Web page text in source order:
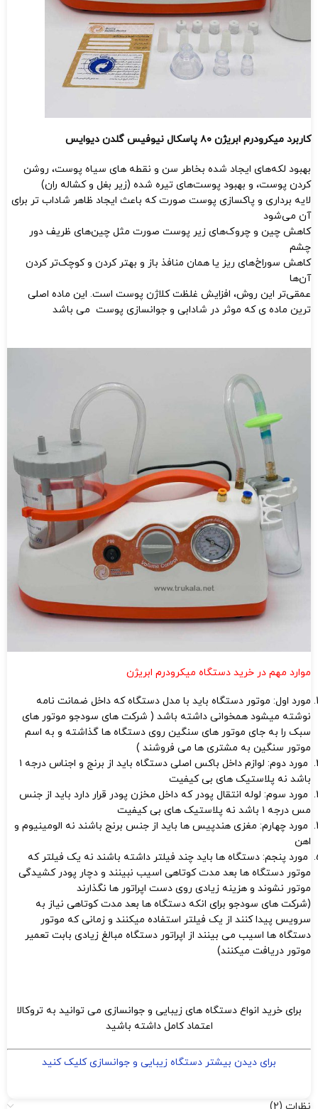
کاربرد میکرودرم ابریژن ۸۰ پاسکال نیوفیس گلدن دیوایس
بهبود لکه‌های ایجاد شده بخاطر سن و نقطه های سیاه پوست، روشن
کردن پوست، و بهبود پوست‌های تیره شده (زیر بغل و کشاله ران)
لایه برداری و پاکسازی پوست صورت که باعث ایجاد ظاهر شاداب تر برای
آن می‌شود
کاهش چین و چروک‌های زیر پوست صورت مثل چین‌های ظریف دور
چشم
کاهش سوراخ‌های ریز یا همان منافذ باز و بهتر کردن و کوچک‌تر کردن
آن‌ها
عمقی‌تر این روش، افزایش غلظت کلاژن پوست است. این ماده اصلی
ترین ماده ی که موثر در شادابی و جوانسازی پوست می باشد
موارد مهم در خرید دستگاه میکرودرم ابریژن
مورد اول: موتور دستگاه باید با مدل دستگاه که داخل ضمانت نامه
نوشته میشود همخوانی داشته باشد ( شرکت های سودجو موتور های
سبک را به جای موتور های سنگین روی دستگاه ها گذاشته و به اسم
موتور سنگین به مشتری ها می فروشند )
مورد دوم: لوازم داخل باکس اصلی دستگاه باید از برنج و اجناس درجه ۱
باشد نه پلاستیک های بی کیفیت
مورد سوم: لوله انتقال پودر که داخل مخزن پودر قرار دارد باید از جنس
مس درجه ۱ باشد نه پلاستیک های بی کیفیت
مورد چهارم: مغزی هندپیس ها باید از جنس برنج باشند نه الومینیوم و
اهن
مورد پنجم: دستگاه ها باید چند فیلتر داشته باشند نه یک فیلتر که
موتور دستگاه ها بعد مدت کوتاهی اسیب نبینند و دچار پودر کشیدگی
موتور نشوند و هزینه زیادی روی دست اپراتور ها نگذارند
(شرکت های سودجو برای انکه دستگاه ها بعد مدت کوتاهی نیاز به
سرویس پیدا کنند از یک فیلتر استفاده میکنند و زمانی که موتور
دستگاه ها اسیب می بینند از اپراتور دستگاه مبالغ زیادی بابت تعمیر
موتور دریافت میکنند)
برای خرید انواع دستگاه های زیبایی و جوانسازی می توانید به تروکالا
اعتماد کامل داشته باشید
برای دیدن بیشتر دستگاه زیبایی و جوانسازی کلیک کنید